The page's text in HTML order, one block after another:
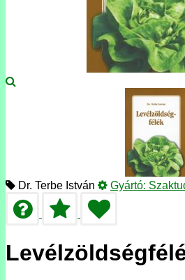
Dr. Terbe István Gyártó: